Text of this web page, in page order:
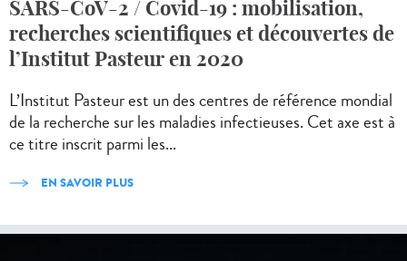
SARS-CoV-2 / Covid-19 : mobilisation,
recherches scientifiques et découvertes de
l’Institut Pasteur en 2020
L’Institut Pasteur est un des centres de référence mondial
de la recherche sur les maladies infectieuses. Cet axe est à
ce titre inscrit parmi les...
EN SAVOIR PLUS